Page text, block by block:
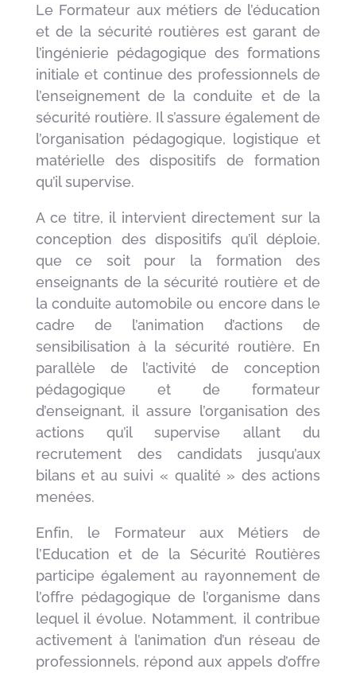
Le Formateur aux métiers de l’éducation
et de la sécurité routières est garant de
l’ingénierie pédagogique des formations
initiale et continue des professionnels de
l’enseignement de la conduite et de la
sécurité routière. Il s’assure également de
l’organisation pédagogique, logistique et
matérielle des dispositifs de formation
qu’il supervise.
A ce titre, il intervient directement sur la
conception des dispositifs qu’il déploie,
que ce soit pour la formation des
enseignants de la sécurité routière et de
la conduite automobile ou encore dans le
cadre de l’animation d’actions de
sensibilisation à la sécurité routière. En
parallèle de l’activité de conception
pédagogique et de formateur
d’enseignant, il assure l’organisation des
actions qu’il supervise allant du
recrutement des candidats jusqu’aux
bilans et au suivi « qualité » des actions
menées.
Enfin, le Formateur aux Métiers de
l’Education et de la Sécurité Routières
participe également au rayonnement de
l’offre pédagogique de l’organisme dans
lequel il évolue. Notamment, il contribue
activement à l’animation d’un réseau de
professionnels, répond aux appels d’offre